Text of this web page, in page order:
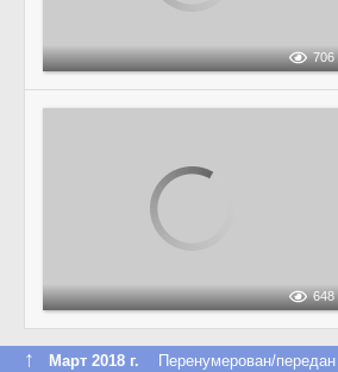
706
648
↑ Март 2018 г. Перенумерован/передан